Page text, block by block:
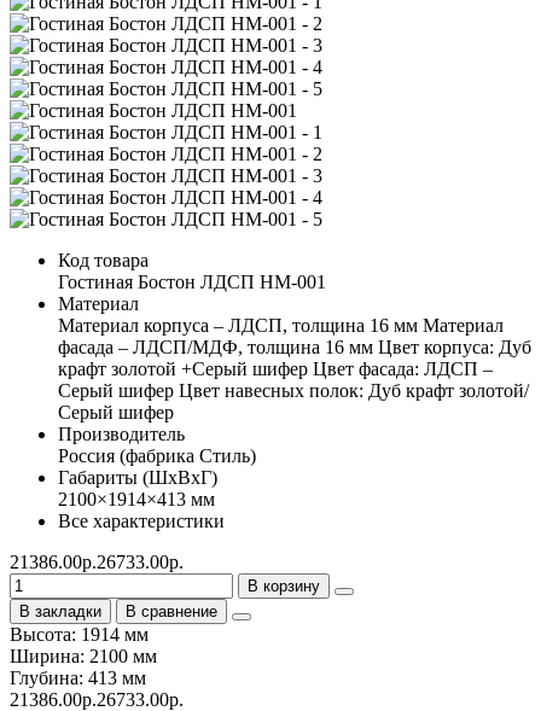
Код товара
Гостиная Бостон ЛДСП НМ-001
Материал
Материал корпуса – ЛДСП, толщина 16 мм Материал
фасада – ЛДСП/МДФ, толщина 16 мм Цвет корпуса: Дуб
крафт золотой +Серый шифер Цвет фасада: ЛДСП –
Серый шифер Цвет навесных полок: Дуб крафт золотой/
Серый шифер
Производитель
Россия (фабрика Стиль)
Габариты (ШхВхГ)
2100×1914×413 мм
Все характеристики
21386.00р.26733.00р.
В корзину
В закладки
В сравнение
Высота: 1914 мм
Ширина: 2100 мм
Глубина: 413 мм
21386.00р.26733.00р.